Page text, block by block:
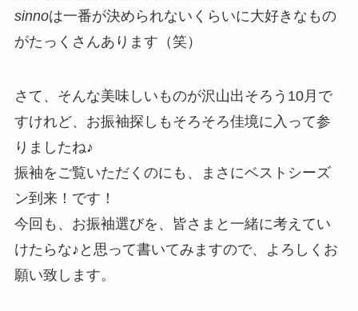
sinnoは一番が決められないくらいに大好きなもの
がたっくさんあります（笑）
さて、そんな美味しいものが沢山出そろう10月で
すけれど、お振袖探しもそろそろ佳境に入って参
りましたね♪
振袖をご覧いただくのにも、まさにベストシーズ
ン到来！です！
今回も、お振袖選びを、皆さまと一緒に考えてい
けたらな♪と思って書いてみますので、よろしくお
願い致します。